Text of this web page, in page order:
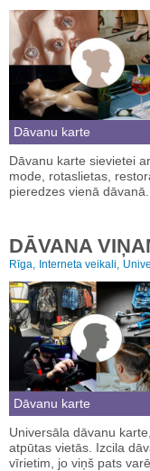
Dāvanu karte
Dāvanu karte sievietei
mode, rotaslietas,
pieredzes vienā dāvanā.
DĀVANA
Rīga, Interneta veikali,
Dāvanu karte
Universāla dāvanu
atpūtas vietās. Izcila
vīrietim, jo viņš pats